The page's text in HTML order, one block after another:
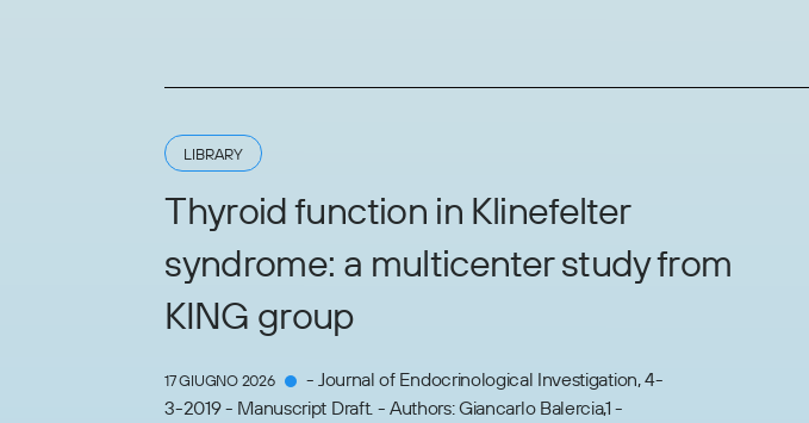
LIBRARY
Thyroid function in Klinefelter
syndrome: a multicenter study from
KING group
17 GIUGNO 2026
- Journal of Endocrinological Investigation, 4-
3-2019 - Manuscript Draft. - Authors: Giancarlo Balercia,1 -